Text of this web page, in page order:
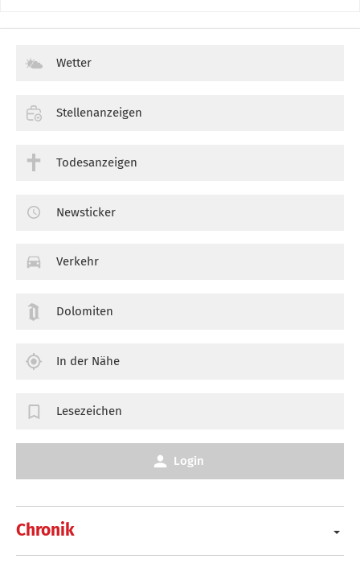
Chronik
Wetter
Stellenanzeigen
Todesanzeigen
Newsticker
Verkehr
Dolomiten
In der Nähe
Lesezeichen
Login